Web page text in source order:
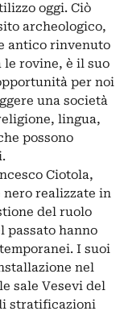
oggi. Ciò
archeologico,
antico rinvenuto
rovine, è il suo
per noi
una società
lingua,
possono
Ciotola,
nero realizzate in
del ruolo
passato hanno
I suoi
nel
sale Vesevi del
stratificazioni